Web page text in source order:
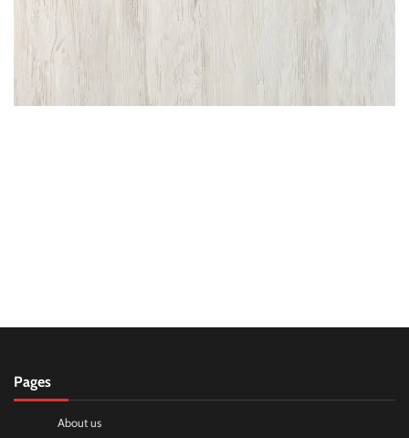
Pages
About us